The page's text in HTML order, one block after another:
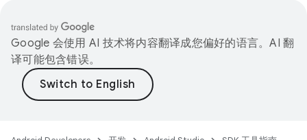
Google 会使用 AI 技术将内容翻译成您偏好的语言。AI 翻
译可能包含错误。